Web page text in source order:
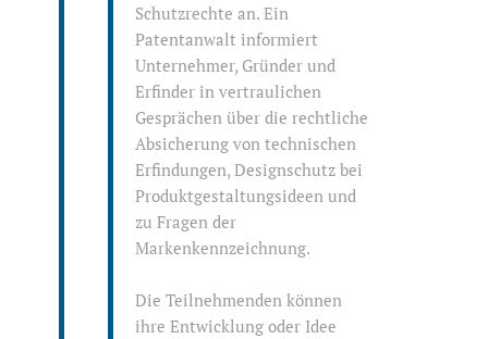
Schutzrechte an. Ein
Patentanwalt informiert
Unternehmer, Gründer und
Erfinder in vertraulichen
Gesprächen über die rechtliche
Absicherung von technischen
Erfindungen, Designschutz bei
Produktgestaltungsideen und
zu Fragen der
Markenkennzeichnung.
Die Teilnehmenden können
ihre Entwicklung oder Idee